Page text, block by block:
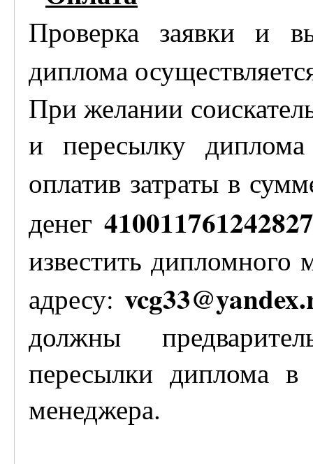
Проверка заявки и
диплома
При желании
и пересылку
оплатив затраты в
денег 410011761242827
известить дипломного
адресу:
должны
пересылки диплома
менеджера.